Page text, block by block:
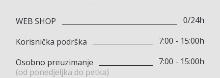
WEB SHOP
0/24h
Korisnička podrška
7:00 - 15:00h
Osobno preuzimanje
(od ponedjeljka do petka)
7:00 - 15:00h